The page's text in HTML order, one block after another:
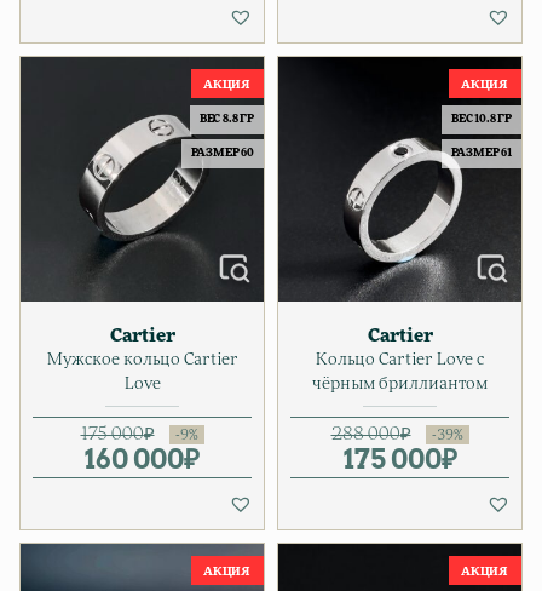
ВЕС 8.8 ГР
РАЗМЕР 60
Cartier
Мужское кольцо Cartier
Love
175 000₽
Первоначальная цена
160 000₽
Текущая цена: 160 000₽.
ВЕС 10.8 ГР
РАЗМЕР 61
Cartier
Кольцо Cartier Love с
чёрным бриллиантом
288 000₽
175 000₽
Текущая